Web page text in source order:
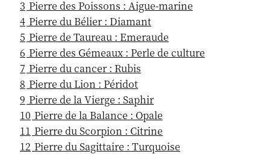
3 Pierre des Poissons : Aigue-marine
4 Pierre du Bélier : Diamant
5 Pierre de Taureau : Emeraude
6 Pierre des Gémeaux : Perle de culture
7 Pierre du cancer : Rubis
8 Pierre du Lion : Péridot
9 Pierre de la Vierge : Saphir
10 Pierre de la Balance : Opale
11 Pierre du Scorpion : Citrine
12 Pierre du Sagittaire : Turquoise